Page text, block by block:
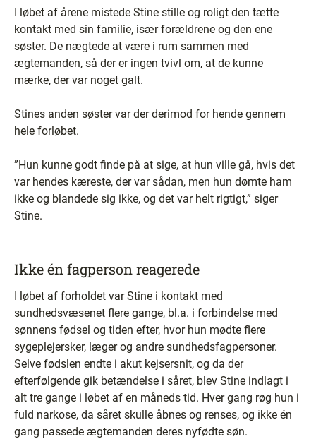
I løbet af årene mistede Stine stille og roligt den tætte
kontakt med sin familie, især forældrene og den ene
søster. De nægtede at være i rum sammen med
ægtemanden, så der er ingen tvivl om, at de kunne
mærke, der var noget galt.
Stines anden søster var der derimod for hende gennem
hele forløbet.
”Hun kunne godt finde på at sige, at hun ville gå, hvis det
var hendes kæreste, der var sådan, men hun dømte ham
ikke og blandede sig ikke, og det var helt rigtigt,” siger
Stine.
Ikke én fagperson reagerede
I løbet af forholdet var Stine i kontakt med
sundhedsvæsenet flere gange, bl.a. i forbindelse med
sønnens fødsel og tiden efter, hvor hun mødte flere
sygeplejersker, læger og andre sundhedsfagpersoner.
Selve fødslen endte i akut kejsersnit, og da der
efterfølgende gik betændelse i såret, blev Stine indlagt i
alt tre gange i løbet af en måneds tid. Hver gang røg hun i
fuld narkose, da såret skulle åbnes og renses, og ikke én
gang passede ægtemanden deres nyfødte søn.